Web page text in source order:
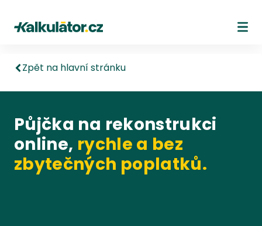
Kalkulátor.cz
Zpět na hlavní stránku
Půjčka na rekonstrukci
online, rychle a bez
zbytečných poplatků.